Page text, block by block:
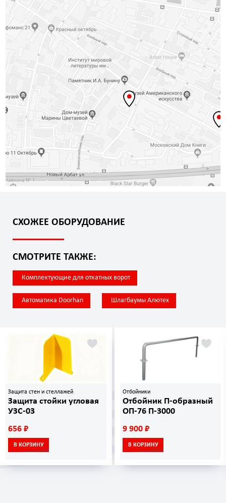
СХОЖЕЕ ОБОРУДОВАНИЕ
СМОТРИТЕ ТАКЖЕ:
Комплектующие для откатных ворот
Автоматика Doorhan Шлагбаумы Алютех
Защита стен и стеллажей
Защита стойки угловая
УЗС-03
656 ₽
В КОРЗИНУ
Отбойники
Отбойник П-образный
ОП-76 П-3000
9 900 ₽
В КОРЗИНУ